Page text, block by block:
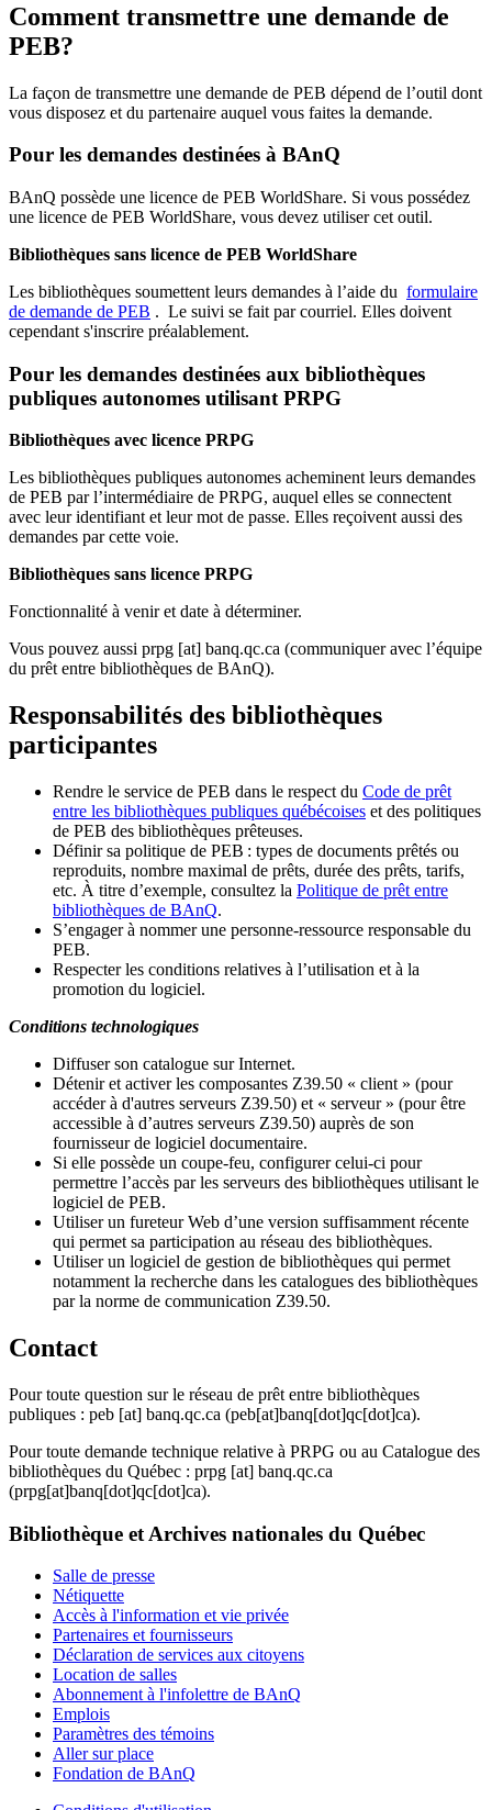
Comment transmettre une demande de
PEB?
La façon de transmettre une demande de PEB dépend de l’outil dont
vous disposez et du partenaire auquel vous faites la demande.
Pour les demandes destinées à BAnQ
BAnQ possède une licence de PEB WorldShare. Si vous possédez
une licence de PEB WorldShare, vous devez utiliser cet outil.
Bibliothèques sans licence de PEB WorldShare
Les bibliothèques soumettent leurs demandes à l’aide du formulaire
de demande de PEB . Le suivi se fait par courriel. Elles doivent
cependant s'inscrire préalablement.
Pour les demandes destinées aux bibliothèques
publiques autonomes utilisant PRPG
Bibliothèques avec licence PRPG
Les bibliothèques publiques autonomes acheminent leurs demandes
de PEB par l’intermédiaire de PRPG, auquel elles se connectent
avec leur identifiant et leur mot de passe. Elles reçoivent aussi des
demandes par cette voie.
Bibliothèques sans licence PRPG
Fonctionnalité à venir et date à déterminer.
Vous pouvez aussi prpg [at] banq.qc.ca (communiquer avec l’équipe
du prêt entre bibliothèques de BAnQ).
Responsabilités des bibliothèques
participantes
Rendre le service de PEB dans le respect du Code de prêt
entre les bibliothèques publiques québécoises et des politiques
de PEB des bibliothèques prêteuses.
Définir sa politique de PEB : types de documents prêtés ou
reproduits, nombre maximal de prêts, durée des prêts, tarifs,
etc. À titre d’exemple, consultez la Politique de prêt entre
bibliothèques de BAnQ.
S’engager à nommer une personne-ressource responsable du
PEB.
Respecter les conditions relatives à l’utilisation et à la
promotion du logiciel.
Conditions technologiques
Diffuser son catalogue sur Internet.
Détenir et activer les composantes Z39.50 « client » (pour
accéder à d'autres serveurs Z39.50) et « serveur » (pour être
accessible à d’autres serveurs Z39.50) auprès de son
fournisseur de logiciel documentaire.
Si elle possède un coupe-feu, configurer celui-ci pour
permettre l’accès par les serveurs des bibliothèques utilisant le
logiciel de PEB.
Utiliser un fureteur Web d’une version suffisamment récente
qui permet sa participation au réseau des bibliothèques.
Utiliser un logiciel de gestion de bibliothèques qui permet
notamment la recherche dans les catalogues des bibliothèques
par la norme de communication Z39.50.
Contact
Pour toute question sur le réseau de prêt entre bibliothèques
publiques : peb [at] banq.qc.ca (peb[at]banq[dot]qc[dot]ca).
Pour toute demande technique relative à PRPG ou au Catalogue des
bibliothèques du Québec : prpg [at] banq.qc.ca
(prpg[at]banq[dot]qc[dot]ca).
Bibliothèque et Archives nationales du Québec
Salle de presse
Nétiquette
Accès à l'information et vie privée
Partenaires et fournisseurs
Déclaration de services aux citoyens
Location de salles
Abonnement à l'infolettre de BAnQ
Emplois
Paramètres des témoins
Aller sur place
Fondation de BAnQ